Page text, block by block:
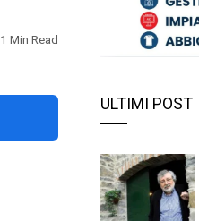
1 Min Read
ULTIMI POST